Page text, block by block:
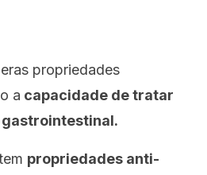
propriedades
a capacidade de tratar
propriedades anti-